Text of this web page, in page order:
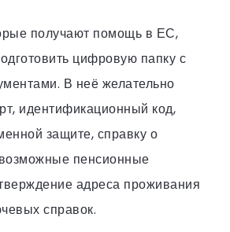
получают помощь в ЕС,
цифровую папку с
В неё желательно
идентификационный код,
защите, справку о
пенсионные
адреса проживания
справок.